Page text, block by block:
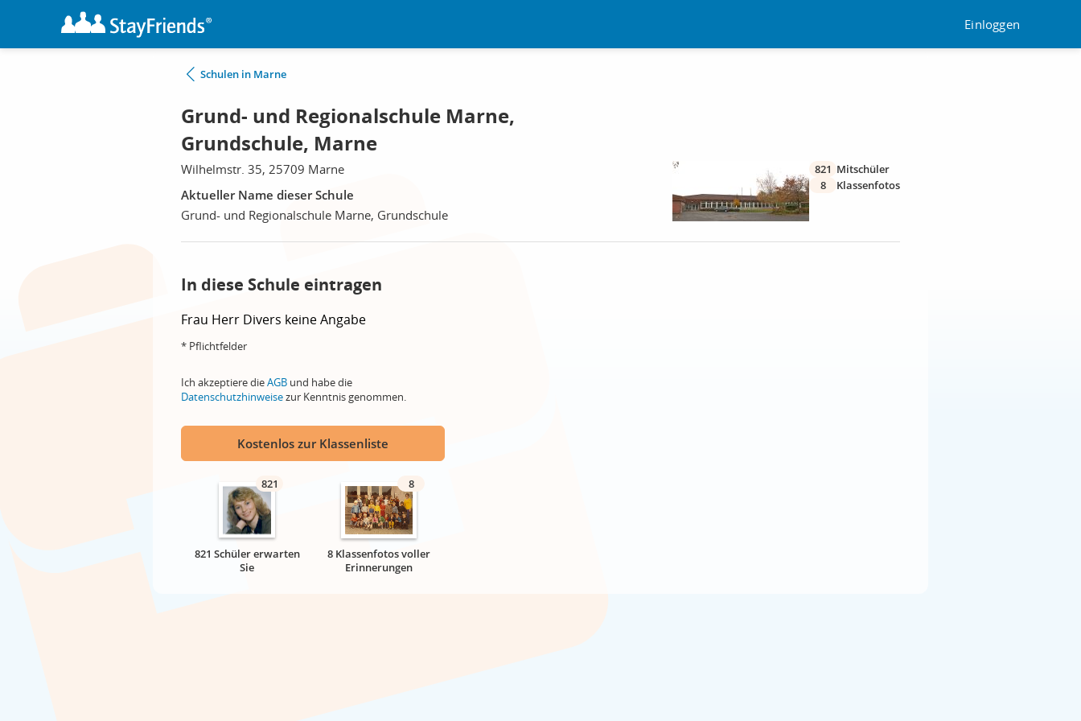
Einloggen
Schulen in Marne
Grund- und Regionalschule Marne,
Grundschule, Marne
Wilhelmstr. 35, 25709 Marne
Aktueller Name dieser Schule
Grund- und Regionalschule Marne, Grundschule
821 Mitschüler
8
Klassenfotos
In diese Schule eintragen
Frau Herr Divers keine Angabe
* Pflichtfelder
Ich akzeptiere dieAGB und habe die
Datenschutzhinweisezur Kenntnis genommen.
Kostenlos zur Klassenliste
821
821 Schüler erwarten
Sie
8
8 Klassenfotos voller
Erinnerungen